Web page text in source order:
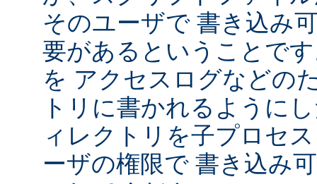
そのユーザで 書き込み
要があるということで
を アクセスログなどの
トリに書かれるように
ィレクトリを子プロセ
ーザの権限で 書き込み